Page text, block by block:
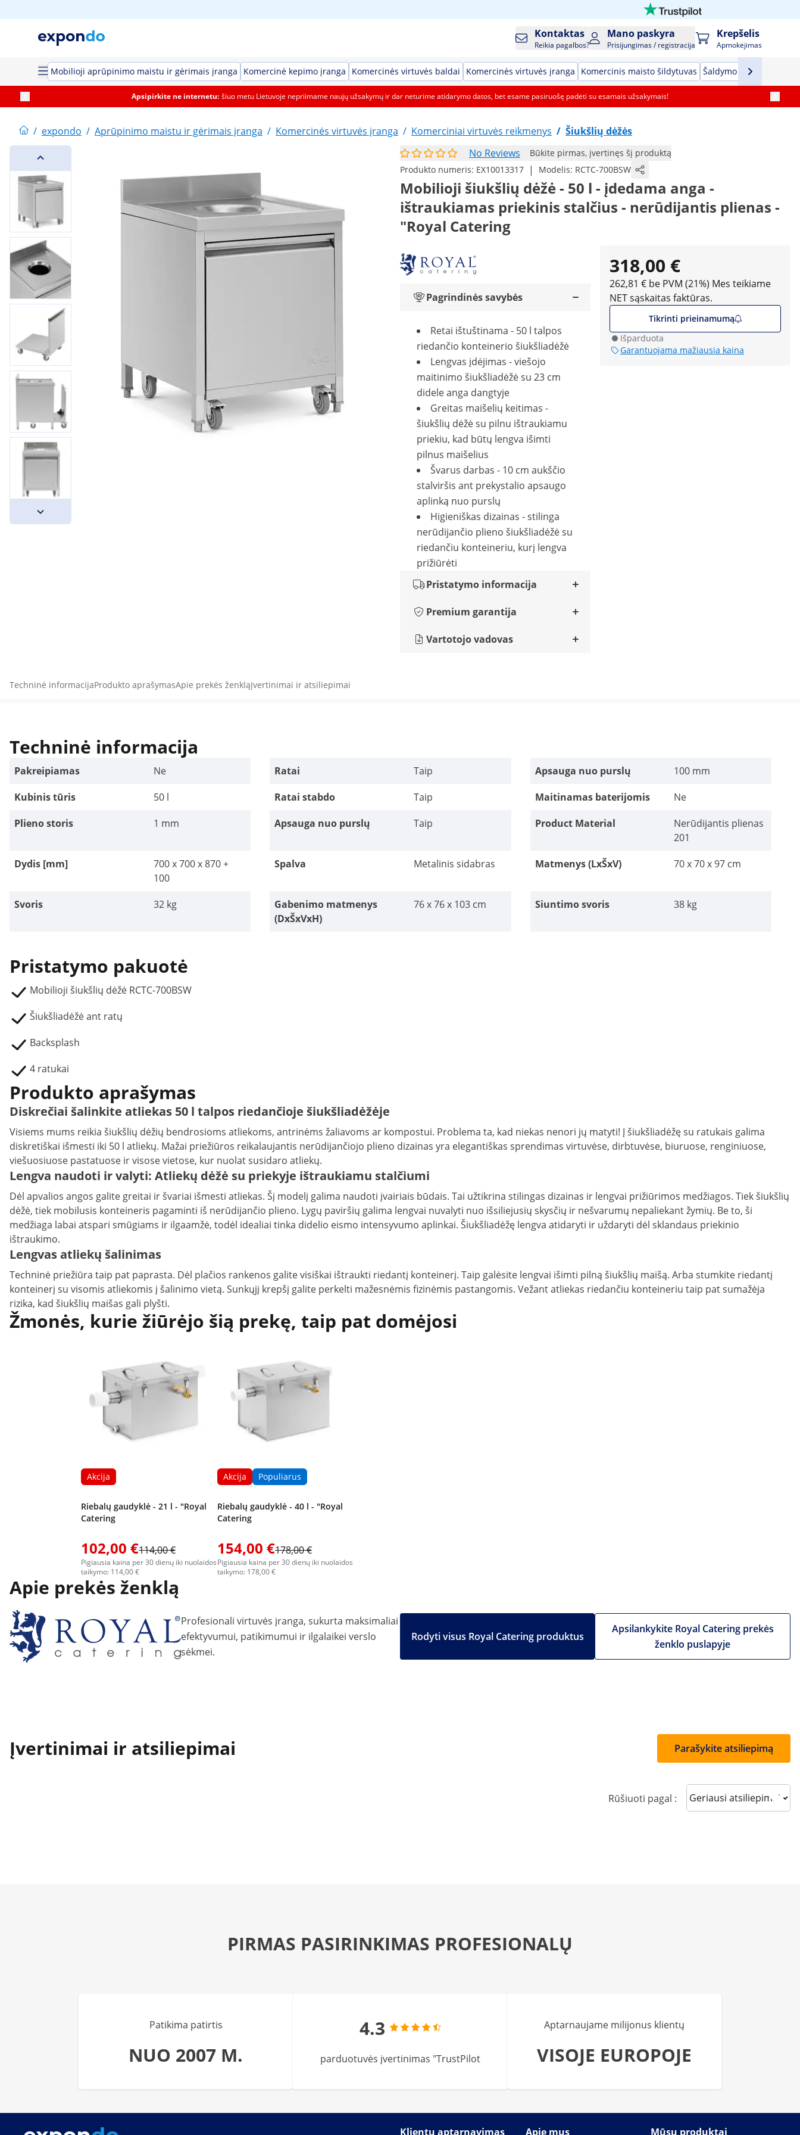
Kontaktas
Reikia pagalbos?
Mano paskyra
Prisijungimas / registracija
Krepšelis
Apmokėjimas
Mobilioji aprūpinimo maistu ir gėrimais įranga Komercinė kepimo įranga Komercinės virtuvės baldai Komercinės virtuvės įranga Komercinis maisto šildytuvas Šaldymo įranga
Apsipirkite ne internetu: šiuo metu Lietuvoje nepriimame naujų užsakymų ir dar neturime atidarymo datos, bet esame pasiruošę padėti su esamais užsakymais!
/ expondo / Aprūpinimo maistu ir gėrimais įranga / Komercinės virtuvės įranga / Komerciniai virtuvės reikmenys / Šiukšlių dėžės
No Reviews
Būkite pirmas, įvertinęs šį produktą
Produkto numeris: EX10013317 | Modelis: RCTC-700BSW
Mobilioji šiukšlių dėžė - 50 l - įdedama anga -
ištraukiamas priekinis stalčius - nerūdijantis plienas -
"Royal Catering
318,00 €
262,81 € be PVM (21%) Mes teikiame
NET sąskaitas faktūras.
Tikrinti prieinamumą
Išparduota
Garantuojama mažiausia kaina
Pagrindinės savybės
Retai ištuštinama - 50 l talpos
riedančio konteinerio šiukšliadėžė
Lengvas įdėjimas - viešojo
maitinimo šiukšliadėžė su 23 cm
didele anga dangtyje
Greitas maišelių keitimas -
šiukšlių dėžė su pilnu ištraukiamu
priekiu, kad būtų lengva išimti
pilnus maišelius
Švarus darbas - 10 cm aukščio
stalviršis ant prekystalio apsaugo
aplinką nuo purslų
Higieniškas dizainas - stilinga
nerūdijančio plieno šiukšliadėžė su
riedančiu konteineriu, kurį lengva
prižiūrėti
Pristatymo informacija
Premium garantija
Vartotojo vadovas
Techninė informacijaProdukto aprašymasApie prekės ženkląĮvertinimai ir atsiliepimai
Techninė informacija
Pakreipiamas Ne Ratai Taip Apsauga nuo purslų
100 mm
Kubinis tūris
50 l Ratai stabdo Taip Maitinamas baterijomis
Ne
Plieno storis
1 mm Apsauga nuo purslų Taip Product Material
Nerūdijantis plienas
201
Dydis [mm]
700 x 700 x 870 +
100
Spalva Metalinis sidabras Matmenys (LxŠxV) 70 x 70 x 97 cm
Svoris 32 kg
Gabenimo matmenys
(DxŠxVxH)
76 x 76 x 103 cm Siuntimo svoris 38 kg
Pristatymo pakuotė
Mobilioji šiukšlių dėžė RCTC-700BSW
Šiukšliadėžė ant ratų
Backsplash
4 ratukai
Produkto aprašymas
Diskrečiai šalinkite atliekas 50 l talpos riedančioje šiukšliadėžėje
Visiems mums reikia šiukšlių dėžių bendrosioms atliekoms, antrinėms žaliavoms ar kompostui. Problema ta, kad niekas nenori jų matyti! Į šiukšliadėžę su ratukais galima
diskretiškai išmesti iki 50 l atliekų. Mažai priežiūros reikalaujantis nerūdijančiojo plieno dizainas yra elegantiškas sprendimas virtuvėse, dirbtuvėse, biuruose, renginiuose,
viešuosiuose pastatuose ir visose vietose, kur nuolat susidaro atliekų.
Lengva naudoti ir valyti: Atliekų dėžė su priekyje ištraukiamu stalčiumi
Dėl apvalios angos galite greitai ir švariai išmesti atliekas. Šį modelį galima naudoti įvairiais būdais. Tai užtikrina stilingas dizainas ir lengvai prižiūrimos medžiagos. Tiek šiukšlių
dėžė, tiek mobilusis konteineris pagaminti iš nerūdijančio plieno. Lygų paviršių galima lengvai nuvalyti nuo išsiliejusių skysčių ir nešvarumų nepaliekant žymių. Be to, ši
medžiaga labai atspari smūgiams ir ilgaamžė, todėl idealiai tinka didelio eismo intensyvumo aplinkai. Šiukšliadėžę lengva atidaryti ir uždaryti dėl sklandaus priekinio
ištraukimo.
Lengvas atliekų šalinimas
Techninė priežiūra taip pat paprasta. Dėl plačios rankenos galite visiškai ištraukti riedantį konteinerį. Taip galėsite lengvai išimti pilną šiukšlių maišą. Arba stumkite riedantį
konteinerį su visomis atliekomis į šalinimo vietą. Sunkųjį krepšį galite perkelti mažesnėmis fizinėmis pastangomis. Vežant atliekas riedančiu konteineriu taip pat sumažėja
rizika, kad šiukšlių maišas gali plyšti.
Žmonės, kurie žiūrėjo šią prekę, taip pat domėjosi
Akcija
Riebalų gaudyklė - 21 l - "Royal
Catering
102,00 €114,00 €
Pigiausia kaina per 30 dienų iki nuolaidos
taikymo: 114,00 €
Akcija Populiarus
Riebalų gaudyklė - 40 l - "Royal
Catering
154,00 €178,00 €
Pigiausia kaina per 30 dienų iki nuolaidos
taikymo: 178,00 €
Apie prekės ženklą
Profesionali virtuvės įranga, sukurta maksimaliai
efektyvumui, patikimumui ir ilgalaikei verslo
sėkmei.
Apsilankykite Royal Catering prekės
ženklo puslapyje
Rodyti visus Royal Catering produktus
Įvertinimai ir atsiliepimai Parašykite atsiliepimą
Rūšiuoti pagal : Sort reviews
PIRMAS PASIRINKIMAS PROFESIONALŲ
Patikima patirtis
NUO 2007 M.
4.3
parduotuvės įvertinimas "TrustPilot
Aptarnaujame milijonus klientų
VISOJE EUROPOJE
Klientų aptarnavimas Apie mus Mūsų produktai